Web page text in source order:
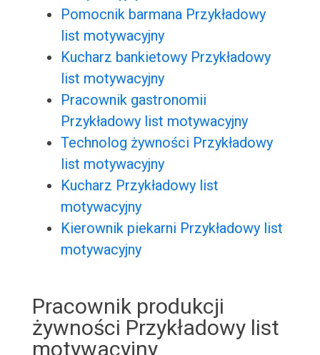
Pomocnik barmana Przykładowy
list motywacyjny
Kucharz bankietowy Przykładowy
list motywacyjny
Pracownik gastronomii
Przykładowy list motywacyjny
Technolog żywności Przykładowy
list motywacyjny
Kucharz Przykładowy list
motywacyjny
Kierownik piekarni Przykładowy list
motywacyjny
Pracownik produkcji
żywności Przykładowy list
motywacyjny